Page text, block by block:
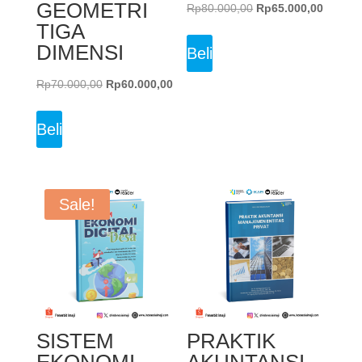
GEOMETRI
TIGA
DIMENSI
Rp70.000,00 Original
Rp60.000,00Current
Beli
Rp80.000,00 Original
Rp65.000,00Current
Beli
Sale!
SISTEM
PRAKTIK